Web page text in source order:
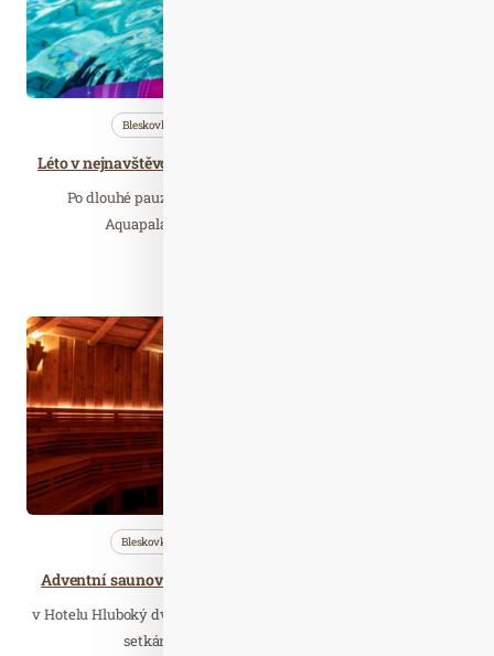
Bleskovky
Po dlouhé pauze, která trvala více než deset měsíců, se
Aquapalace Praha dočkal otevření a vítá v…
Bleskovky
Adventní saunové setkání saunérů v hotelu Hluboký dvůr
v Hotelu Hluboký dvůr proběhne tradiční mezinárodní Adventní
setkání saunérů. Těšit se můžete na…